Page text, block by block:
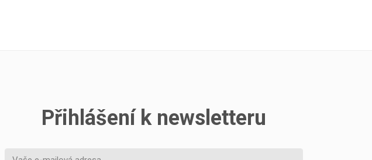
Přihlášení k newsletteru